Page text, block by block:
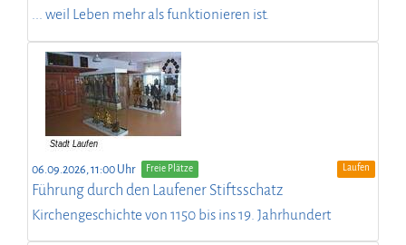
... weil Leben mehr als funktionieren ist.
06.09.2026, 11:00 Uhr Freie Plätze Laufen
Führung durch den Laufener Stiftsschatz
Kirchengeschichte von 1150 bis ins 19. Jahrhundert